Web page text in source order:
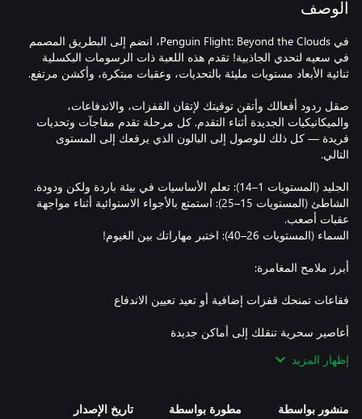
الوصف
في Penguin Flight: Beyond the Clouds، انضم إلى البطريق المصمم
في سعيه لتحدي الجاذبية! تقدم هذه اللعبة ذات الرسومات البكسلية
صقل ردود أفعالك وأتقن توقيتك لإتقان القفزات، والاندفاعات،
والميكانيكيات الجديدة أثناء التقدم. كل مرحلة تقدم مفاجآت وتحديات
فريدة — كل ذلك للوصول إلى البالون الذي يرفعك إلى المستوى
الشاطئ (المستويات 15–25): استمتع بالأجواء الاستوائية أثناء مواجهة
إظهار المزيد
منشور بواسطة مطورة بواسطة تاريخ الإصدار